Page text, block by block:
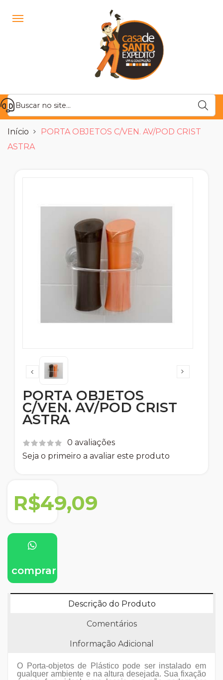
Início
PORTA OBJETOS C/VEN. AV/POD CRIST
ASTRA
PORTA OBJETOS
C/VEN. AV/POD CRIST
ASTRA
0 avaliações
Seja o primeiro a avaliar este produto
R$49,09
comprar
Descrição do Produto
Comentários
Informação Adicional
O Porta-objetos de Plástico pode ser instalado em
qualquer ambiente e na altura desejada. Sua fixação